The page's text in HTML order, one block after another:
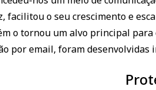
facilitou o seu crescimento e
o tornou um alvo principal
por email, foram desenvolvidas